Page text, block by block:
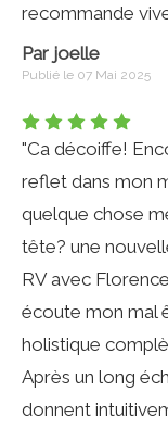
recommande
Par joelle
Publié le 07 Mai 2025
"Ca décoiffe!
reflet dans mon
quelque chose
tête? une
RV avec
écoute mon mal
holistique
Après un long
donnent